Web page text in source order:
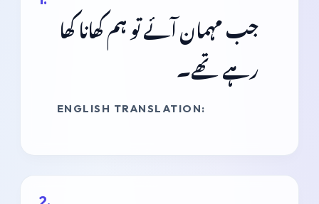
جب مہمان آئے تو ہم کھانا کھا
رہے تھے۔
ENGLISH TRANSLATION: